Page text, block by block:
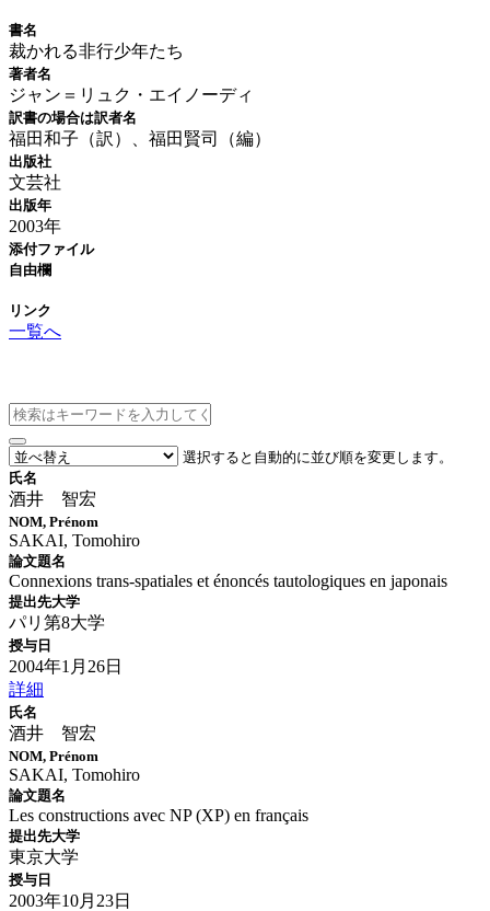
書名
裁かれる非行少年たち
著者名
ジャン＝リュク・エイノーディ
訳書の場合は訳者名
福田和子（訳）、福田賢司（編）
出版社
文芸社
出版年
2003年
添付ファイル
自由欄
リンク
一覧へ
選択すると自動的に並び順を変更します。
氏名
酒井 智宏
NOM, Prénom
SAKAI, Tomohiro
論文題名
Connexions trans-spatiales et énoncés tautologiques en japonais
提出先大学
パリ第8大学
授与日
2004年1月26日
詳細
氏名
酒井 智宏
NOM, Prénom
SAKAI, Tomohiro
論文題名
Les constructions avec NP (XP) en français
提出先大学
東京大学
授与日
2003年10月23日